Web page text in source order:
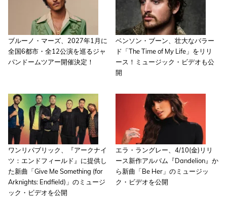
ブルーノ・マーズ、2027年1月に
全国6都市・全12公演を巡るジャ
パンドームツアー開催決定！
ベンソン・ブーン、壮大なバラー
ド「The Time of My Life」をリリ
ース！ミュージック・ビデオも公
開
ワンリパブリック、『アークナイ
ツ：エンドフィールド』に提供し
た新曲「Give Me Something (for
Arknights: Endfield)」のミュージ
ック・ビデオを公開
エラ・ラングレー、4/10(金)リリ
ース新作アルバム『Dandelion』か
ら新曲「Be Her」のミュージッ
ク・ビデオを公開